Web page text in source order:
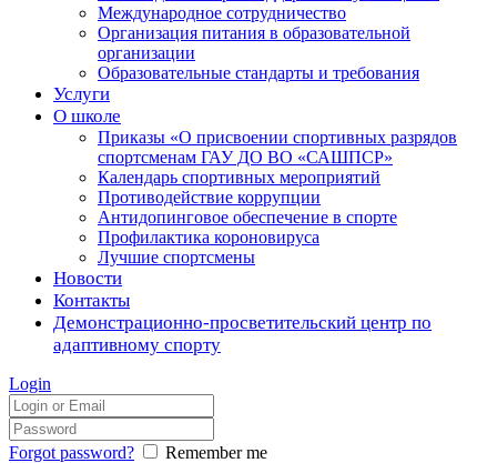
Международное сотрудничество
Организация питания в образовательной
организации
Образовательные стандарты и требования
Услуги
О школе
Приказы «О присвоении спортивных разрядов
спортсменам ГАУ ДО ВО «САШПСР»
Календарь спортивных мероприятий
Противодействие коррупции
Антидопинговое обеспечение в спорте
Профилактика короновируса
Лучшие спортсмены
Новости
Контакты
Демонстрационно-просветительский центр по
адаптивному спорту
Login
Forgot password? Remember me